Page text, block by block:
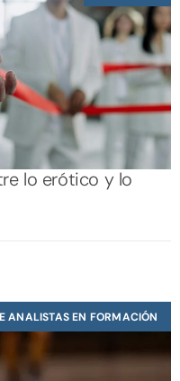
lo erótico y lo
ANALISTAS EN FORMACIÓN